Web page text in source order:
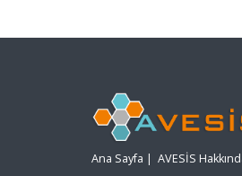
Ana Sayfa | AVESİS